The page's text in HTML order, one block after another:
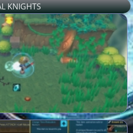
KNIGHTS